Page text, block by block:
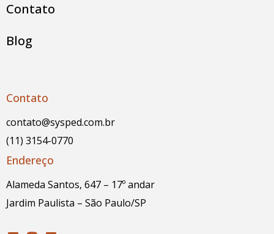
Contato
Blog
Contato
contato@sysped.com.br
(11) 3154-0770
Endereço
Alameda Santos, 647 – 17º andar
Jardim Paulista – São Paulo/SP